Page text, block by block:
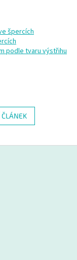
špercích
podle tvaru výstřihu